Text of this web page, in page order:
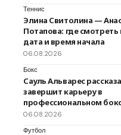
Теннис
Элина Свитолина —
Потапова: где смотреть
дата и время начала
06.08.2026
Бокс
Сауль Альварес
завершит карьеру в
профессиональном
06.08.2026
Футбол